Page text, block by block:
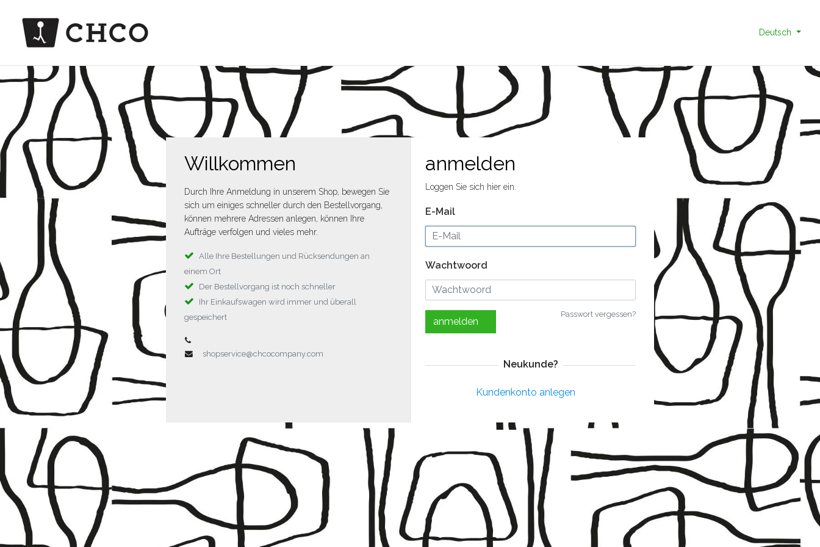
Deutsch
Willkommen
Durch Ihre Anmeldung in unserem Shop, bewegen Sie
sich um einiges schneller durch den Bestellvorgang,
können mehrere Adressen anlegen, können Ihre
Aufträge verfolgen und vieles mehr.
Alle Ihre Bestellungen und Rücksendungen an
einem Ort
Der Bestellvorgang ist noch schneller
Ihr Einkaufswagen wird immer und überall
gespeichert
shopservice@chcocompany.com
anmelden
Loggen Sie sich hier ein.
E-Mail
Wachtwoord
Passwort vergessen?
anmelden
Neukunde?
Kundenkonto anlegen